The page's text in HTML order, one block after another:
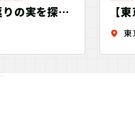
りの実を探
【
せ東